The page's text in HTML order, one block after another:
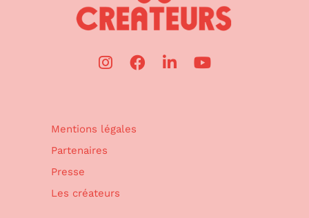
Mentions légales
Partenaires
Presse
Les créateurs